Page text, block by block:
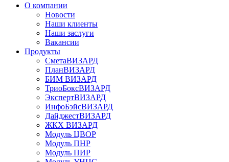
О компании
Новости
Наши клиенты
Наши заслуги
Вакансии
Продукты
СметаВИЗАРД
ПланВИЗАРД
БИМ ВИЗАРД
ТриоБоксВИЗАРД
ЭкспертВИЗАРД
ИнфоБэйсВИЗАРД
ДайджестВИЗАРД
ЖКХ ВИЗАРД
Модуль ЦВОР
Модуль ПНР
Модуль ПИР